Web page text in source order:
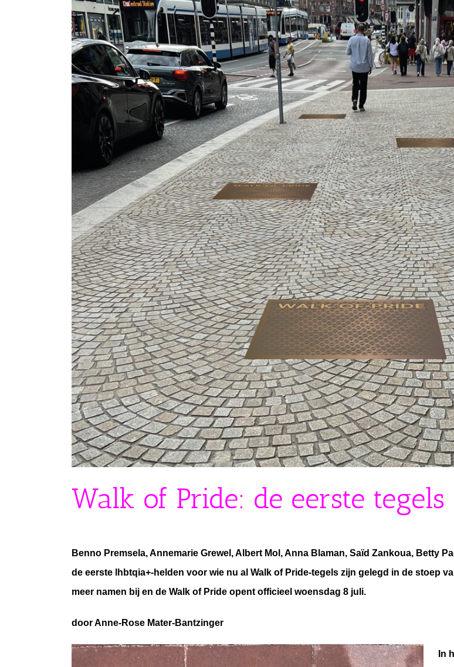
Walk of Pride: de eerste
Benno Premsela, Annemarie Grewel, Albert Mol, Anna Blaman, Saïd Zankoua, Betty
de eerste lhbtqia+-helden voor wie nu al Walk of Pride-tegels zijn gelegd in de stoep
meer namen bij en de Walk of Pride opent officieel woensdag 8 juli.
door Anne-Rose Mater-Bantzinger
In